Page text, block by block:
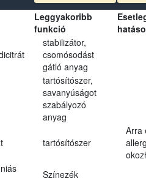
Leggyakoribb
funkció
stabilizátor,
csomósodást
gátló anyag
tartósítószer,
savanyúságot
szabályozó
anyag
tartósítószer
Arra
Színezék